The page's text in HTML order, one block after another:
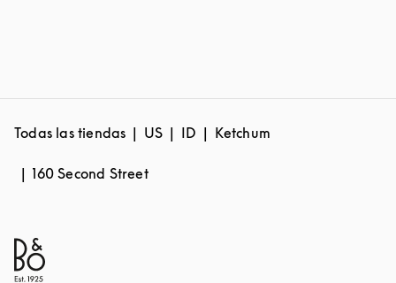
Todas las tiendas US ID Ketchum
160 Second Street